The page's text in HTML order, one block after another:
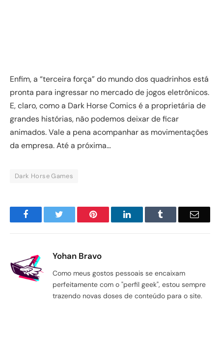
Enfim, a “terceira força” do mundo dos quadrinhos está
pronta para ingressar no mercado de jogos eletrônicos.
E, claro, como a Dark Horse Comics é a proprietária de
grandes histórias, não podemos deixar de ficar
animados. Vale a pena acompanhar as movimentações
da empresa. Até a próxima…
Dark Horse Games
Facebook Pinterest LinkedIn Email
Yohan Bravo
Como meus gostos pessoais se encaixam
perfeitamente com o "perfil geek", estou sempre
trazendo novas doses de conteúdo para o site.